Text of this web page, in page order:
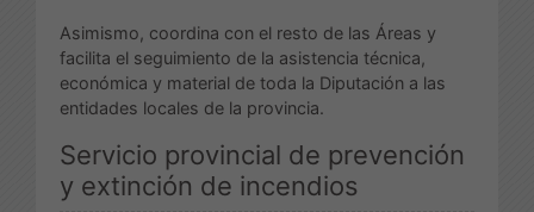
Asimismo, coordina con el resto de las Áreas y
facilita el seguimiento de la asistencia técnica,
económica y material de toda la Diputación a las
entidades locales de la provincia.
Servicio provincial de prevención
y extinción de incendios